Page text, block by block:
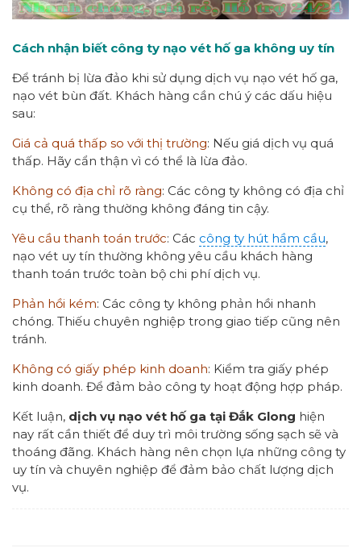
Cách nhận biết công ty nạo vét hố ga không uy tín
Để tránh bị lừa đảo khi sử dụng dịch vụ nạo vét hố ga,
nạo vét bùn đất. Khách hàng cần chú ý các dấu hiệu
sau:
Giá cả quá thấp so với thị trường: Nếu giá dịch vụ quá
thấp. Hãy cẩn thận vì có thể là lừa đảo.
Không có địa chỉ rõ ràng: Các công ty không có địa chỉ
cụ thể, rõ ràng thường không đáng tin cậy.
Yêu cầu thanh toán trước: Các công ty hút hầm cầu,
nạo vét uy tín thường không yêu cầu khách hàng
thanh toán trước toàn bộ chi phí dịch vụ.
Phản hồi kém: Các công ty không phản hồi nhanh
chóng. Thiếu chuyên nghiệp trong giao tiếp cũng nên
tránh.
Không có giấy phép kinh doanh: Kiểm tra giấy phép
kinh doanh. Để đảm bảo công ty hoạt động hợp pháp.
Kết luận, dịch vụ nạo vét hố ga tại Đắk Glong hiện
nay rất cần thiết để duy trì môi trường sống sạch sẽ và
thoáng đãng. Khách hàng nên chọn lựa những công ty
uy tín và chuyên nghiệp để đảm bảo chất lượng dịch
vụ.